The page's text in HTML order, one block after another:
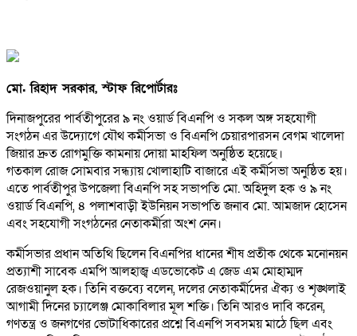
মো. রিহাদ সরকার, স্টাফ রিপোর্টারঃ
দিনাজপুরের পার্বতীপুরের ৯ নং ওয়ার্ড বিএনপি ও সকল অঙ্গ সহযোগী
সংগঠন এর উদ্যোগে যৌথ কর্মীসভা ও বিএনপি চেয়ারপারসন বেগম খালেদা
জিয়ার দ্রুত রোগমুক্তি কামনায় দোয়া মাহফিল অনুষ্ঠিত হয়েছে।
গতকাল রোজ সোমবার সন্ধ্যায় খোলাহাটি বাজারে এই কর্মীসভা অনুষ্ঠিত হয়।
এতে পার্বতীপুর উপজেলা বিএনপি সহ সভাপতি মো. অহিদুল হক ও ৯ নং
ওয়ার্ড বিএনপি, ৪ পলাশবাড়ী ইউনিয়ন সভাপতি জনাব মো. আমজাদ হোসেন
এবং সহযোগী সংগঠনের নেতাকর্মীরা অংশ নেন।
কর্মীসভার প্রধান অতিথি ছিলেন বিএনপির ধানের শীষ প্রতীক থেকে মনোনয়ন
প্রত্যাশী সাবেক এমপি আলহাজ্ব এডভোকেট এ জেড এম মোহাম্মদ
রেজওয়ানুল হক। তিনি বক্তব্যে বলেন, দলের নেতাকর্মীদের ঐক্য ও শৃঙ্খলাই
আগামী দিনের চ্যালেঞ্জ মোকাবিলার মূল শক্তি। তিনি আরও দাবি করেন,
গণতন্ত্র ও জনগণের ভোটাধিকারের প্রশ্নে বিএনপি সবসময় মাঠে ছিল এবং